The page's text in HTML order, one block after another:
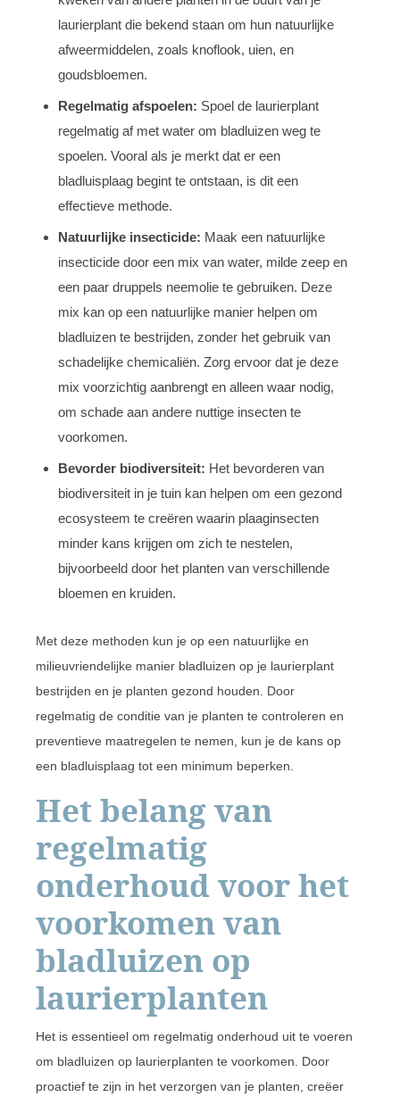
laurierplant die bekend staan om hun natuurlijke
afweermiddelen, zoals knoflook, uien, en
goudsbloemen.
Regelmatig afspoelen: Spoel de laurierplant
regelmatig af met water om bladluizen weg te
spoelen. Vooral als je merkt dat er een
bladluisplaag begint te ontstaan, is dit een
effectieve methode.
Natuurlijke insecticide: Maak een natuurlijke
insecticide door een mix van water, milde zeep en
een paar druppels neemolie te gebruiken. Deze
mix kan op een natuurlijke manier helpen om
bladluizen te bestrijden, zonder het gebruik van
schadelijke chemicaliën. Zorg ervoor dat je deze
mix voorzichtig aanbrengt en alleen waar nodig,
om schade aan andere nuttige insecten te
voorkomen.
Bevorder biodiversiteit: Het bevorderen van
biodiversiteit in je tuin kan helpen om een gezond
ecosysteem te creëren waarin plaaginsecten
minder kans krijgen om zich te nestelen,
bijvoorbeeld door het planten van verschillende
bloemen en kruiden.
Met deze methoden kun je op een natuurlijke en
milieuvriendelijke manier bladluizen op je laurierplant
bestrijden en je planten gezond houden. Door
regelmatig de conditie van je planten te controleren en
preventieve maatregelen te nemen, kun je de kans op
een bladluisplaag tot een minimum beperken.
Het belang van
regelmatig
onderhoud voor het
voorkomen van
bladluizen op
laurierplanten
Het is essentieel om regelmatig onderhoud uit te voeren
om bladluizen op laurierplanten te voorkomen. Door
proactief te zijn in het verzorgen van je planten, creëer